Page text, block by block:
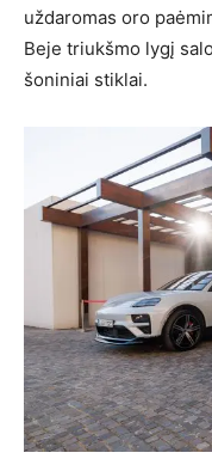
uždaromas oro
Beje triukšmo lygį
šoniniai stiklai.